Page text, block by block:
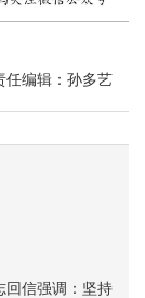
任编辑：孙多艺
回信强调：坚持